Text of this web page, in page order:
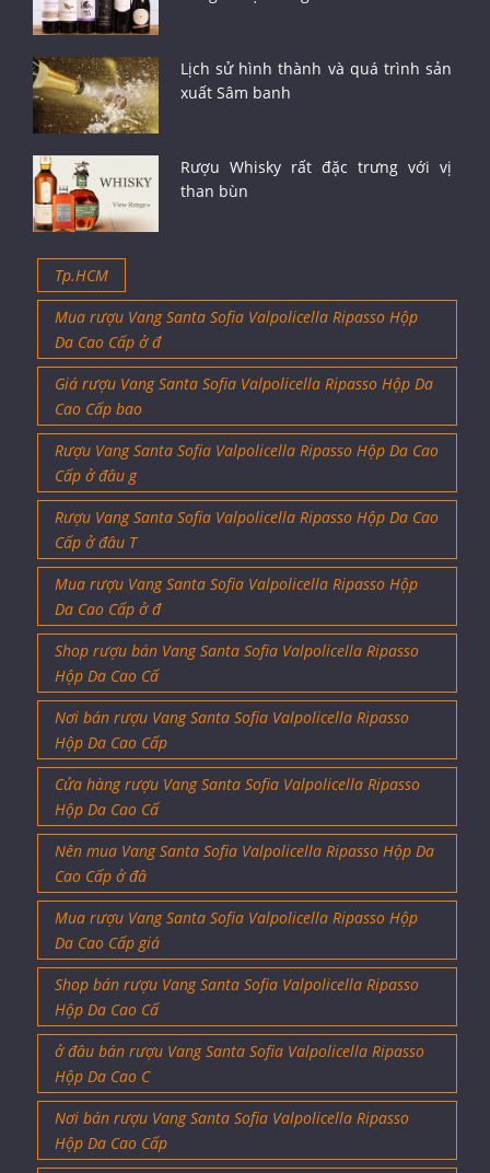
Lịch sử hình thành và quá trình sản
xuất Sâm banh
Rượu Whisky rất đặc trưng với vị
than bùn
Tp.HCM
Mua rượu Vang Santa Sofia Valpolicella Ripasso Hộp
Da Cao Cấp ở đ
Giá rượu Vang Santa Sofia Valpolicella Ripasso Hộp Da
Cao Cấp bao
Rượu Vang Santa Sofia Valpolicella Ripasso Hộp Da Cao
Cấp ở đâu g
Rượu Vang Santa Sofia Valpolicella Ripasso Hộp Da Cao
Cấp ở đâu T
Mua rượu Vang Santa Sofia Valpolicella Ripasso Hộp
Da Cao Cấp ở đ
Shop rượu bán Vang Santa Sofia Valpolicella Ripasso
Hộp Da Cao Cấ
Nơi bán rượu Vang Santa Sofia Valpolicella Ripasso
Hộp Da Cao Cấp
Cửa hàng rượu Vang Santa Sofia Valpolicella Ripasso
Hộp Da Cao Cấ
Nên mua Vang Santa Sofia Valpolicella Ripasso Hộp Da
Cao Cấp ở đâ
Mua rượu Vang Santa Sofia Valpolicella Ripasso Hộp
Da Cao Cấp giá
Shop bán rượu Vang Santa Sofia Valpolicella Ripasso
Hộp Da Cao Cấ
ở đâu bán rượu Vang Santa Sofia Valpolicella Ripasso
Hộp Da Cao C
Nơi bán rượu Vang Santa Sofia Valpolicella Ripasso
Hộp Da Cao Cấp